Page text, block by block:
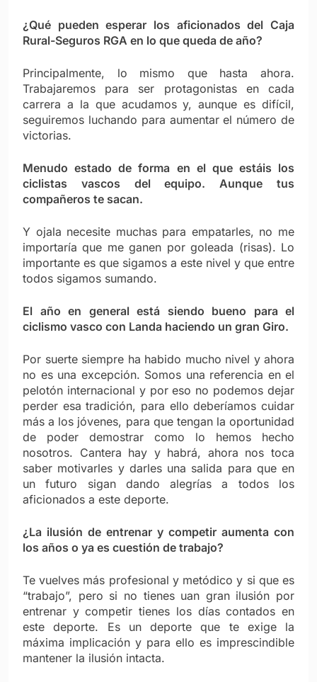
¿Qué pueden esperar los aficionados del Caja
Rural-Seguros RGA en lo que queda de año?
Principalmente, lo mismo que hasta ahora.
Trabajaremos para ser protagonistas en cada
carrera a la que acudamos y, aunque es difícil,
seguiremos luchando para aumentar el número de
victorias.
Menudo estado de forma en el que estáis los
ciclistas vascos del equipo. Aunque tus
compañeros te sacan.
Y ojala necesite muchas para empatarles, no me
importaría que me ganen por goleada (risas). Lo
importante es que sigamos a este nivel y que entre
todos sigamos sumando.
El año en general está siendo bueno para el
ciclismo vasco con Landa haciendo un gran Giro.
Por suerte siempre ha habido mucho nivel y ahora
no es una excepción. Somos una referencia en el
pelotón internacional y por eso no podemos dejar
perder esa tradición, para ello deberíamos cuidar
más a los jóvenes, para que tengan la oportunidad
de poder demostrar como lo hemos hecho
nosotros. Cantera hay y habrá, ahora nos toca
saber motivarles y darles una salida para que en
un futuro sigan dando alegrías a todos los
aficionados a este deporte.
¿La ilusión de entrenar y competir aumenta con
los años o ya es cuestión de trabajo?
Te vuelves más profesional y metódico y si que es
“trabajo”, pero si no tienes uan gran ilusión por
entrenar y competir tienes los días contados en
este deporte. Es un deporte que te exige la
máxima implicación y para ello es imprescindible
mantener la ilusión intacta.